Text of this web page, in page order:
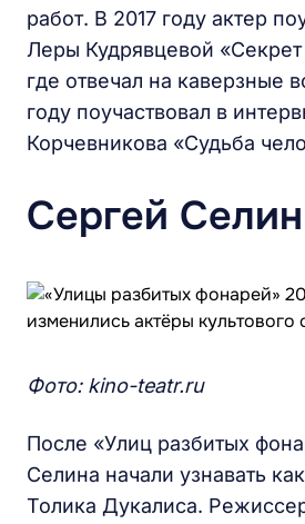
работ. В 2017 году актер
Леры Кудрявцевой
где отвечал на каверзные
году поучаствовал в
Корчевникова «Судьба
Сергей Селин
Фото: kino-teatr.ru
После «Улиц разбитых
Селина начали узнавать
Толика Дукалиса.